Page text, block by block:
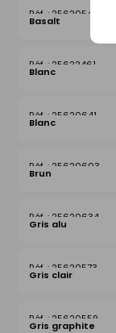
25620542
Basalt
25622461
Blanc
25620641
Blanc
25620603
Brun
25620634
Gris alu
25620573
Gris clair
25620559
Gris graphite